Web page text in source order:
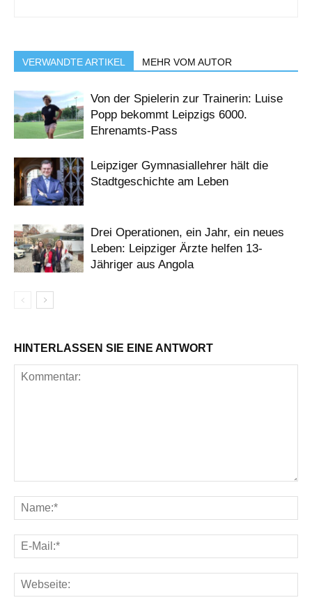
VERWANDTE ARTIKEL MEHR VOM AUTOR
Von der Spielerin zur Trainerin: Luise
Popp bekommt Leipzigs 6000.
Ehrenamts-Pass
Leipziger Gymnasiallehrer hält die
Stadtgeschichte am Leben
Drei Operationen, ein Jahr, ein neues
Leben: Leipziger Ärzte helfen 13-
Jähriger aus Angola
HINTERLASSEN SIE EINE ANTWORT